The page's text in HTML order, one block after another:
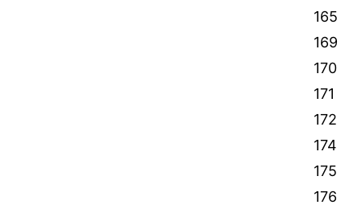
165
169
170
171
172
174
175
176